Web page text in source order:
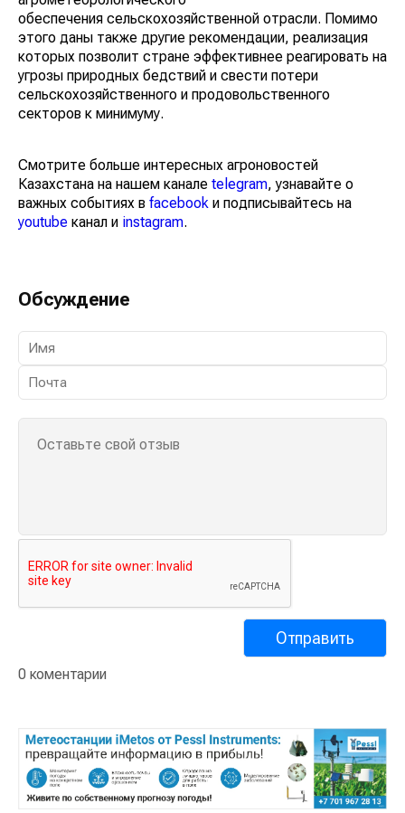
обеспечения сельскохозяйственной отрасли. Помимо
этого даны также другие рекомендации, реализация
которых позволит стране эффективнее реагировать на
угрозы природных бедствий и свести потери
сельскохозяйственного и продовольственного
секторов к минимуму.
Смотрите больше интересных агроновостей
Казахстана на нашем канале telegram, узнавайте о
важных событиях в facebook и подписывайтесь на
youtube канал и instagram.
Обсуждение
0 коментарии